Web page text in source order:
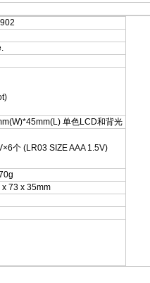
单色LCD和背光
个 (LR03 SIZE AAA 1.5V)
x 73 x 35mm